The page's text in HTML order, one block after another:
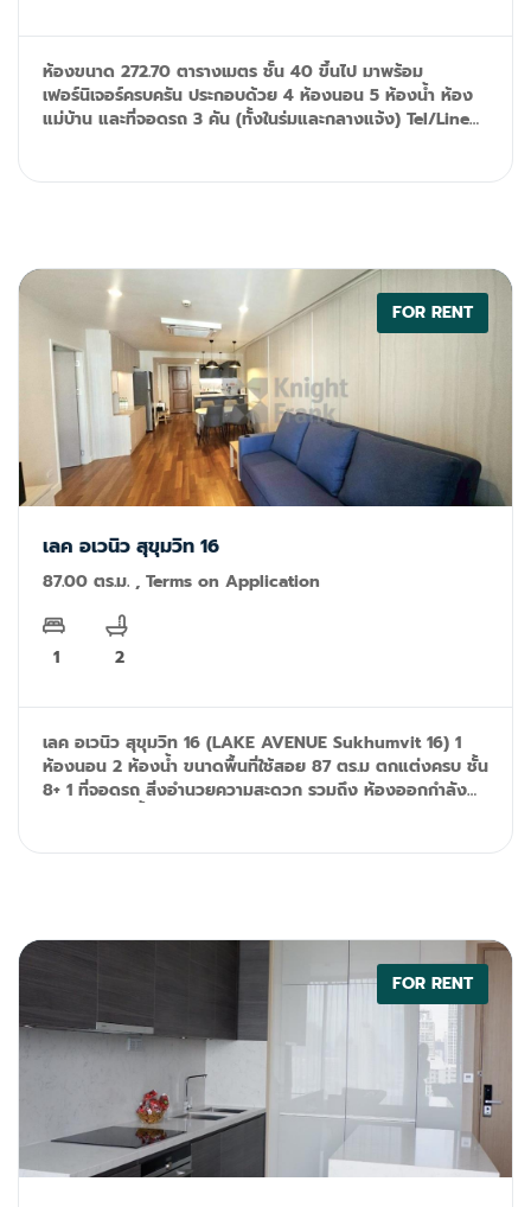
ห้องขนาด 272.70 ตารางเมตร ชั้น 40 ขึ้นไป มาพร้อม
เฟอร์นิเจอร์ครบครัน ประกอบด้วย 4 ห้องนอน 5 ห้องน้ำ ห้อง
แม่บ้าน และที่จอดรถ 3 คัน (ทั้งในร่มและกลางแจ้ง) Tel/Line
FOR RENT
เลค อเวนิว สุขุมวิท 16
87.00 ตร.ม. , Terms on Application
1 2
เลค อเวนิว สุขุมวิท 16 (LAKE AVENUE Sukhumvit 16) 1
ห้องนอน 2 ห้องน้ำ ขนาดพื้นที่ใช้สอย 87 ตร.ม ตกแต่งครบ ชั้น
8+ 1 ที่จอดรถ สิ่งอำนวยความสะดวก รวมถึง ห้องออกกำลัง
email: primesales@th.knightfrank.com
FOR RENT